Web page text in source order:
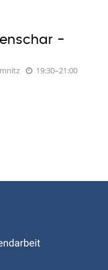
-
19:30–21:00